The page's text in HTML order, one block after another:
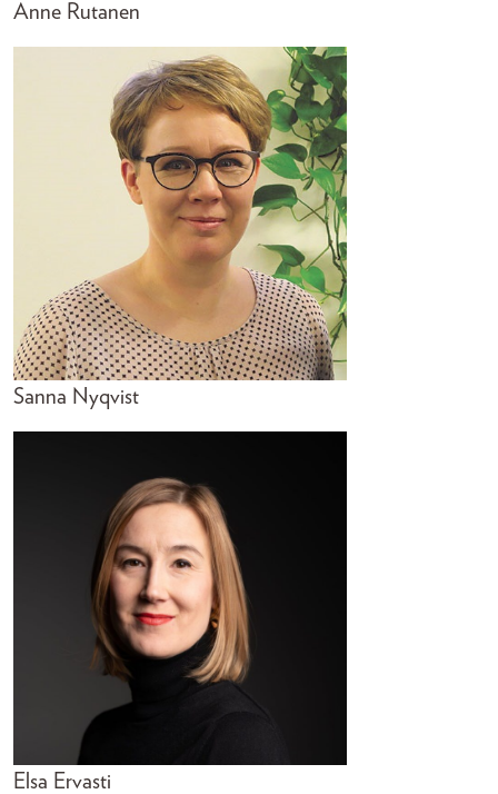
Anne Rutanen
Sanna Nyqvist
Elsa Ervasti